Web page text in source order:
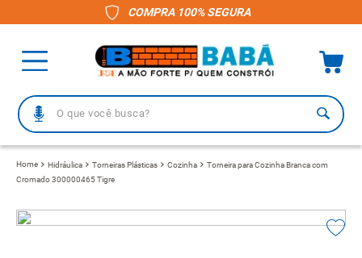
COMPRA 100% SEGURA
O que você busca?
Hidráulica Torneiras Plásticas Cozinha
Torneira para Cozinha Branca com
Cromado 300000465 Tigre
1º piso
2º porcelanato